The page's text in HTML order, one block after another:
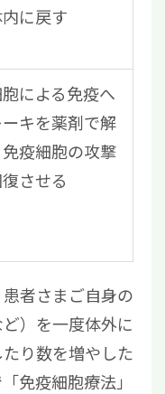
に戻す
による免疫へ
キを薬剤で解
疫細胞の攻撃
させる
者さまご自身の
）を一度体外に
り数を増やした
免疫細胞療法」